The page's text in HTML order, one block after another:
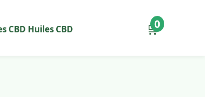
CBD Huiles CBD 🛒
0